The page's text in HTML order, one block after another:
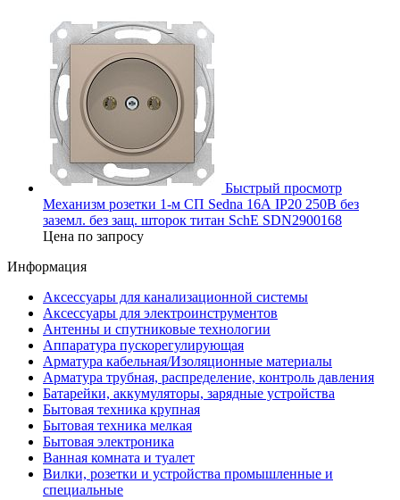
Быстрый просмотр
Механизм розетки 1-м СП Sedna 16А IP20 250В без
заземл. без защ. шторок титан SchE SDN2900168
Цена по запросу
Информация
Аксессуары для канализационной системы
Аксессуары для электроинструментов
Антенны и спутниковые технологии
Аппаратура пускорегулирующая
Арматура кабельная/Изоляционные материалы
Арматура трубная, распределение, контроль давления
Батарейки, аккумуляторы, зарядные устройства
Бытовая техника крупная
Бытовая техника мелкая
Бытовая электроника
Ванная комната и туалет
Вилки, розетки и устройства промышленные и
специальные